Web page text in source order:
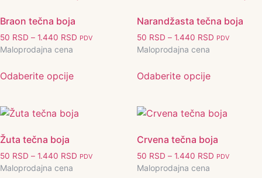
Braon tečna boja
50 RSD – 1.440 RSD PDV
Maloprodajna cena
Odaberite opcije
Narandžasta tečna boja
50 RSD – 1.440 RSD PDV
Maloprodajna cena
Odaberite opcije
Žuta tečna boja
50 RSD – 1.440 RSD PDV
Maloprodajna cena
Crvena tečna boja
50 RSD – 1.440 RSD PDV
Maloprodajna cena